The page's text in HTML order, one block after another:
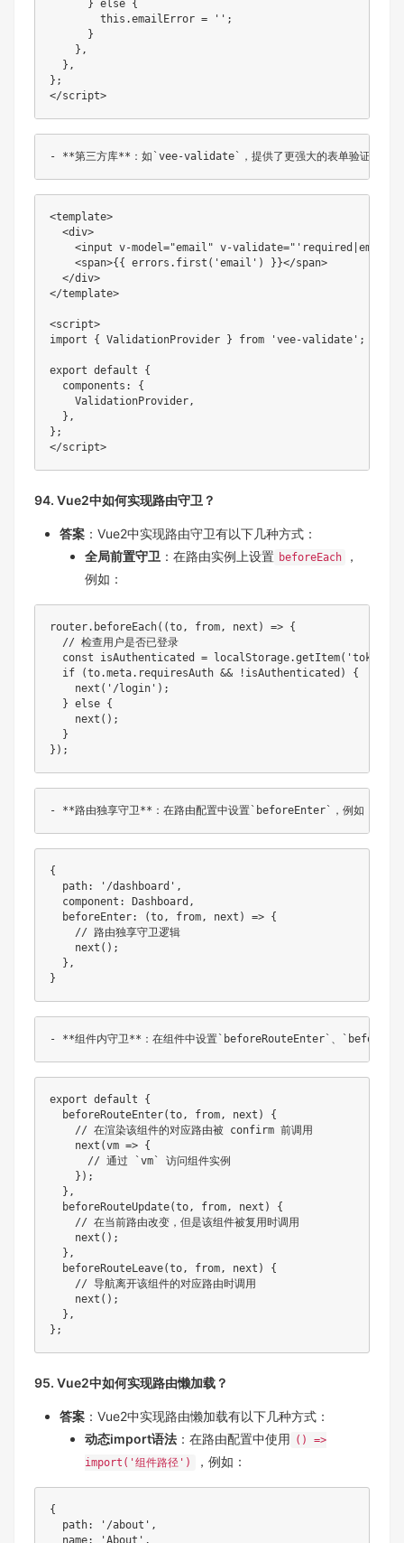
} else {
this .emailError = '' ;
}
} ,
} ,
} ;
</script>
<template>
<div>
<input v-model="email " v-validate=" ' required|email
<span>{ { errors.first('email') }}</span>
</div>
</template>
<script>
import
{ ValidationProvider } from 'vee-validate' ;
export default
{
  components
:
{
    ValidationProvider
,
} ,
} ;
</script>
94. Vue2中如何实现路由守卫？
答案 ：Vue2中实现路由守卫有以下几种方式：
全局前置守卫 ：在路由实例上设置 beforeEach
，
例如：
router. beforeEach( (to, from, next ) => {
// 检查用户是否已登录
const isAuthenticated = localStorage.getItem( 'token'
if
(to.meta. requiresAuth && ! isAuthenticated )
{
next ( '/login' ) ;
} else {
next ( ) ;
}
} ) ;
{
  path
: '/dashboard' ,
  component
: Dashboard ,
beforeEnter: (to, from, next ) => {
// 路由独享守卫逻辑
next ( ) ;
} ,
}
export default
{
beforeRouteEnter(to, from, next )
{
// 在渲染该组件的对应路由被 confirm 前调用
next (vm => {
// 通过 `vm` 访问组件实例
} ) ;
} ,
beforeRouteUpdate(to, from, next )
{
// 在当前路由改变，但是该组件被复用时调用
next ( ) ;
} ,
beforeRouteLeave(to, from, next )
{
// 导航离开该组件的对应路由时调用
next ( ) ;
} ,
} ;
95. Vue2中如何实现路由懒加载？
答案 ：Vue2中实现路由懒加载有以下几种方式：
动态import语法 ：在路由配置中使用 () =>
import('组件路径')
，例如：
{
  path
: '/about' ,
  name
: 'About' ,